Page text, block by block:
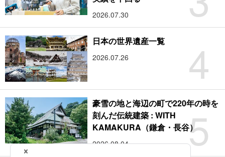
2026.07.30
4
日本の世界遺産一覧
2026.07.26
5
豪雪の地と海辺の町で220年の時を
刻んだ伝統建築 : WITH
KAMAKURA（鎌倉・長谷）
2026.08.04